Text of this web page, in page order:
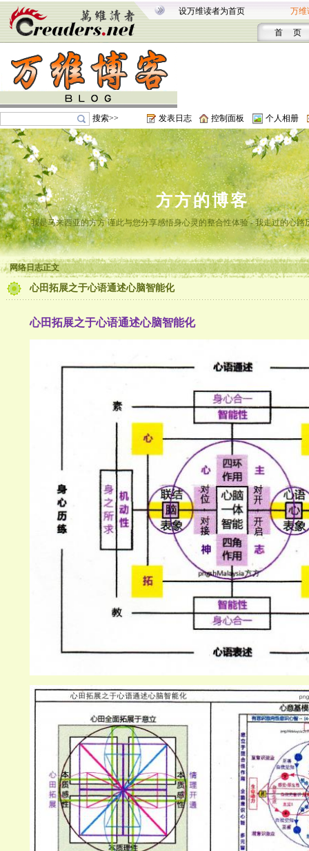
设万维读者为首页 万维
首 页
搜索>> 发表日志 控制面板 个人相册
方方的博客
我是马来西亚的方方 谨此与您分享感悟身心灵的整合性体验 - 我走过的心路
网络日志正文
心田拓展之于心语通述心脑智能化
心田拓展之于心语通述心脑智能化